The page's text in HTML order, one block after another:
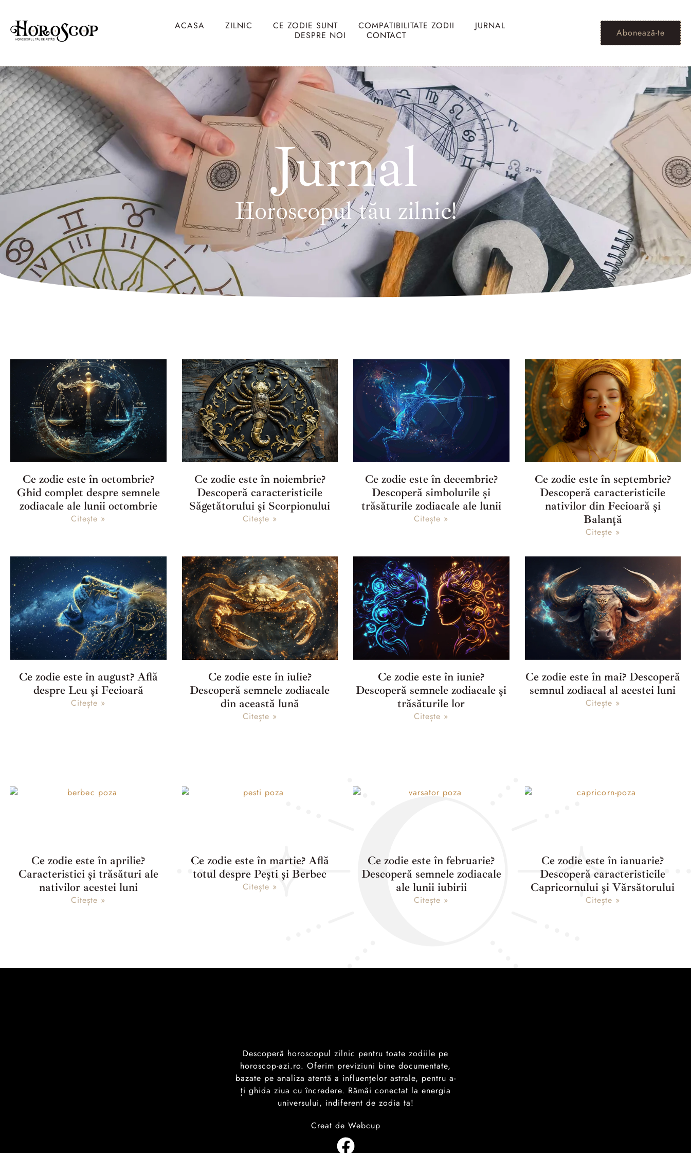
ACASA ZILNIC CE ZODIE SUNT COMPATIBILITATE ZODII
JURNAL
DESPRE NOI
CONTACT Abonează-te
Jurnal
Horoscopul tău zilnic!
Ce zodie este în octombrie?
Ghid complet despre semnele
zodiacale ale lunii octombrie
Citește »
Ce zodie este în noiembrie?
Descoperă caracteristicile
Săgetătorului și Scorpionului
Citește »
Ce zodie este în decembrie?
Descoperă simbolurile și
trăsăturile zodiacale ale lunii
Citește »
Ce zodie este în septembrie?
Descoperă caracteristicile
nativilor din Fecioară și
Balanță
Citește »
Ce zodie este în august? Află
despre Leu și Fecioară
Citește »
Ce zodie este în iulie?
Descoperă semnele zodiacale
din această lună
Citește »
Ce zodie este în iunie?
Descoperă semnele zodiacale și
trăsăturile lor
Citește »
Ce zodie este în mai? Descoperă
semnul zodiacal al acestei luni
Citește »
Ce zodie este în aprilie?
Caracteristici și trăsături ale
nativilor acestei luni
Citește »
Ce zodie este în martie? Află
totul despre Pești și Berbec
Citește »
Ce zodie este în februarie?
Descoperă semnele zodiacale
ale lunii iubirii
Citește »
Ce zodie este în ianuarie?
Descoperă caracteristicile
Capricornului și Vărsătorului
Citește »
Descoperă horoscopul zilnic pentru toate zodiile pe
horoscop-azi.ro. Oferim previziuni bine documentate,
bazate pe analiza atentă a influențelor astrale, pentru a-
ți ghida ziua cu încredere. Rămâi conectat la energia
universului, indiferent de zodia ta!
Creat de Webcup